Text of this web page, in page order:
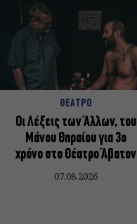
ΘΕΑΤΡΟ
Οι Λέξεις των Άλλων, του
Μάνου Θηραίου για 3ο
χρόνο στο Θέατρο Άβατον
07.08.2026